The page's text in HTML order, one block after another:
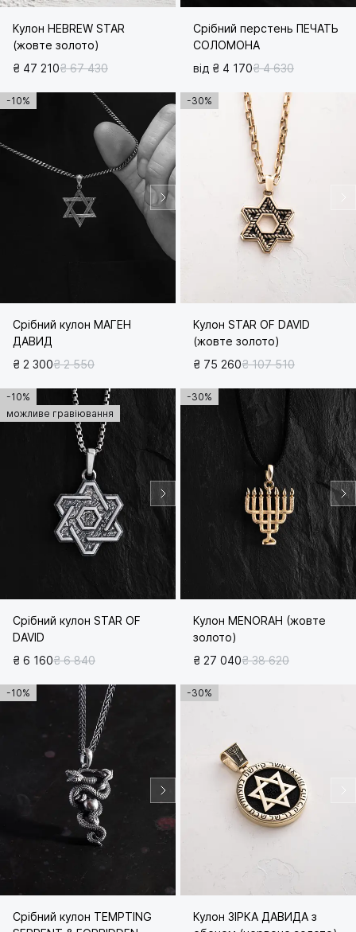
Кулон HEBREW STAR
(жовте золото)
₴ 47 210₴ 67 430
Срібний перстень ПЕЧАТЬ
СОЛОМОНА
від ₴ 4 170₴ 4 630
-10%
Срібний кулон МАГЕН
ДАВИД
₴ 2 300₴ 2 550
-30%
Кулон STAR OF DAVID
(жовте золото)
₴ 75 260₴ 107 510
-10%
можливе гравіювання
Срібний кулон STAR OF
DAVID
₴ 6 160₴ 6 840
-30%
Кулон MENORAH (жовте
золото)
₴ 27 040₴ 38 620
-10%
Срібний кулон TEMPTING
-30%
Кулон ЗІРКА ДАВИДА з